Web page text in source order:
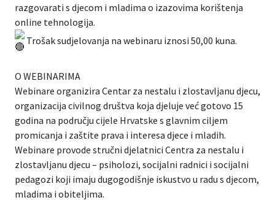
razgovarati s djecom i mladima o izazovima korištenja
online tehnologija.
Trošak sudjelovanja na webinaru iznosi 50,00 kuna.
O WEBINARIMA
Webinare organizira Centar za nestalu i zlostavljanu djecu,
organizacija civilnog društva koja djeluje već gotovo 15
godina na području cijele Hrvatske s glavnim ciljem
promicanja i zaštite prava i interesa djece i mladih.
Webinare provode stručni djelatnici Centra za nestalu i
zlostavljanu djecu – psiholozi, socijalni radnici i socijalni
pedagozi koji imaju dugogodišnje iskustvo u radu s djecom,
mladima i obiteljima.